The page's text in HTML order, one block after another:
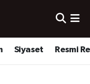
Siyaset Resmi